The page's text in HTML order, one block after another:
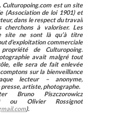
est un site
(Association de loi 1901) et
dans le respect du travail
cherchons à valoriser. Les
site ne sont là qu’à titre
d’exploitation commerciale
de Culturopoing.
avait malgré tout
elle sera de fait enlevée
sur la bienveillance
lecteur – anonyme,
artiste, photographe.
Bruno Piszczorowicz
ou Olivier Rossignot
).